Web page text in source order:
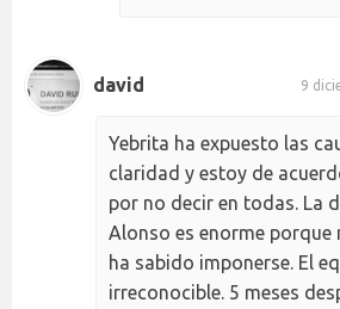
david 9
Yebrita ha expuesto las
claridad y estoy de
por no decir en todas. La
Alonso es enorme
ha sabido imponerse. El
irreconocible. 5 meses